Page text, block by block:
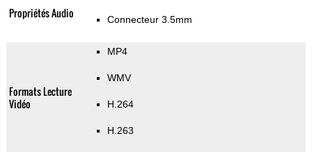
Propriétés Audio Connecteur 3.5mm
Formats Lecture
Vidéo
MP4
WMV
H.264
H.263